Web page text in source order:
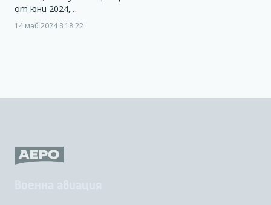
от юни 2024,…
14 май 2024 в 18:22